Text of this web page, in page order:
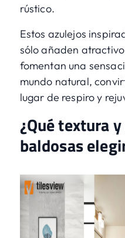
rústico.
Estos azulejos
sólo añaden
fomentan una
mundo natural,
lugar de respiro y
¿Qué textura
baldosas